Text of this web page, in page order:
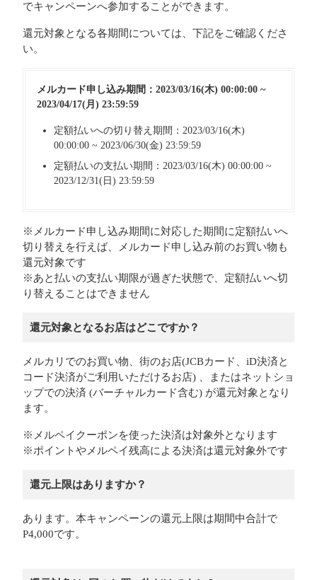
でキャンペーンへ参加することができます。
還元対象となる各期間については、下記をご確認くださ
い。
メルカード申し込み期間：2023/03/16(木) 00:00:00 ~
2023/04/17(月) 23:59:59
定額払いへの切り替え期間：2023/03/16(木)
00:00:00 ~ 2023/06/30(金) 23:59:59
定額払いの支払い期間：2023/03/16(木) 00:00:00 ~
2023/12/31(日) 23:59:59
※メルカード申し込み期間に対応した期間に定額払いへ
切り替えを行えば、メルカード申し込み前のお買い物も
還元対象です
※あと払いの支払い期限が過ぎた状態で、定額払いへ切
り替えることはできません
還元対象となるお店はどこですか？
メルカリでのお買い物、街のお店(JCBカード、iD決済と
コード決済がご利用いただけるお店) 、またはネットショ
ップでの決済 (バーチャルカード含む) が還元対象となり
ます。
※メルペイクーポンを使った決済は対象外となります
※ポイントやメルペイ残高による決済は還元対象外です
還元上限はありますか？
あります。本キャンペーンの還元上限は期間中合計で
P4,000です。